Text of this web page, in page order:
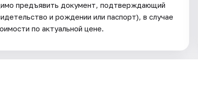
предъявить документ, подтверждающий
и рождении или паспорт), в случае
по актуальной цене.